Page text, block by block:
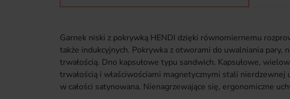
Garnek niski z pokrywką HENDI dzięki równomiernemu
także indukcyjnych. Pokrywka z otworami do uwalniania pary,
trwałością. Dno kapsułowe typu sandwich. Kapsułowe,
trwałością i właściwościami magnetycznymi stali
w całości satynowana. Nienagrzewające się, ergonomiczne